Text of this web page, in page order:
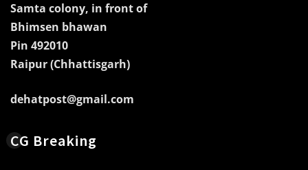
Samta colony, in front of
Bhimsen bhawan
Pin 492010
Raipur (Chhattisgarh)
dehatpost@gmail.com
CG Breaking